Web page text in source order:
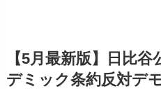
【5月最新版】日比
デミック条約反対デ